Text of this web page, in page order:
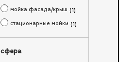
мойка фасада/крыш 1
стационарные мойки 1
сфера